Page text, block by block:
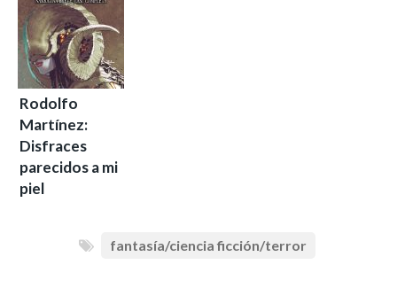
Rodolfo
Martínez:
Disfraces
parecidos a mi
piel
fantasía/ciencia ficción/terror